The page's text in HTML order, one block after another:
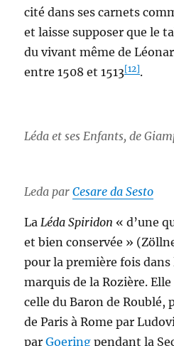
cité dans ses carnets
et laisse supposer que le
du vivant même de
entre 1508 et 1513[12].
Léda et ses Enfants, de
Leda parCesare da Sesto
LaLéda Spiridon « d’une
et bien conservée »
pour la première fois
marquis de la Rozière.
celle du Baron de Roublé,
de Paris à Rome par
parGoering pendant la